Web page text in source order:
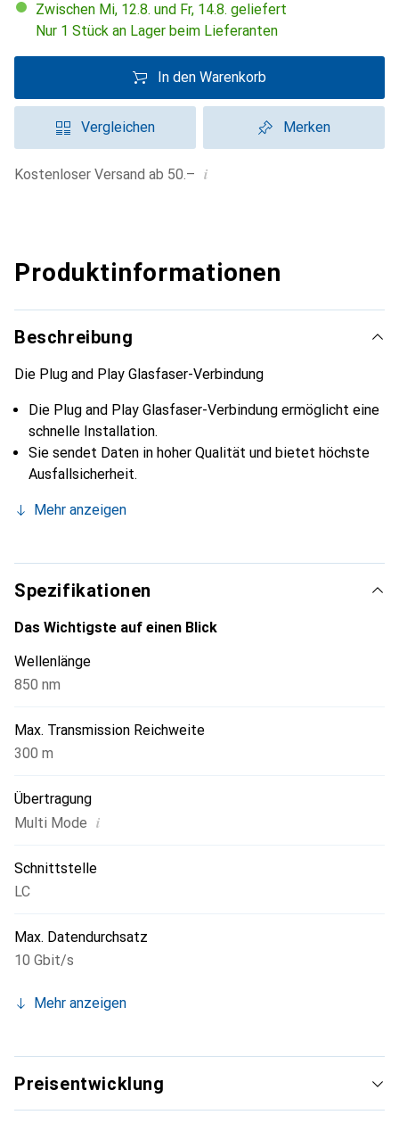
Zwischen Mi, 12.8. und Fr, 14.8. geliefert
Nur 1 Stück an Lager beim Lieferanten
In den Warenkorb
Vergleichen Merken
Kostenloser Versand ab 50.– i
Produktinformationen
Beschreibung
Die Plug and Play Glasfaser-Verbindung
Die Plug and Play Glasfaser-Verbindung ermöglicht eine
schnelle Installation.
Sie sendet Daten in hoher Qualität und bietet höchste
Ausfallsicherheit.
Mehr anzeigen
Spezifikationen
Das Wichtigste auf einen Blick
Wellenlänge
850 nm
Max. Transmission Reichweite
300 m
Übertragung
Multi Mode i
Schnittstelle
LC
Max. Datendurchsatz
10 Gbit/s
Mehr anzeigen
Preisentwicklung